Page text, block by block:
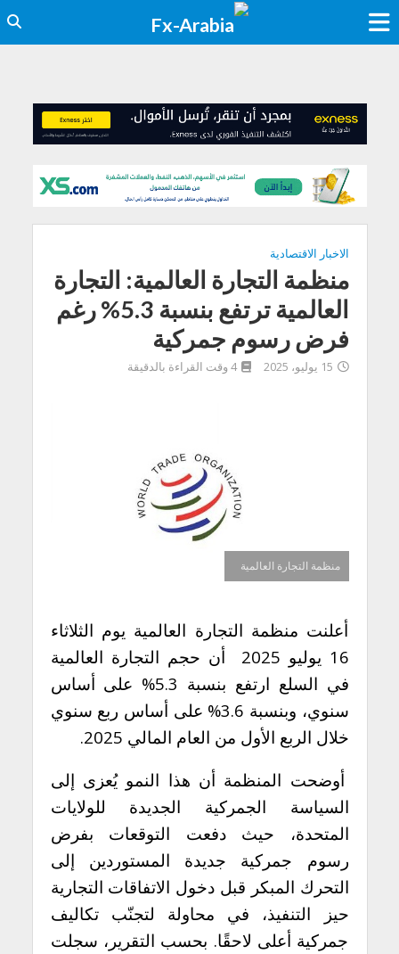
الاخبار الاقتصادية
منظمة التجارة العالمية: التجارة
العالمية ترتفع بنسبة 5.3% رغم
فرض رسوم جمركية
15 يوليو، 2025 4 وقت القراءة بالدقيقة
منظمة التجارة العالمية
أعلنت منظمة التجارة العالمية يوم الثلاثاء
16 يوليو 2025 أن حجم التجارة العالمية
في السلع ارتفع بنسبة 5.3% على أساس
سنوي، وبنسبة 3.6% على أساس ربع سنوي
خلال الربع الأول من العام المالي 2025.
أوضحت المنظمة أن هذا النمو يُعزى إلى
السياسة الجمركية الجديدة للولايات
المتحدة، حيث دفعت التوقعات بفرض
رسوم جمركية جديدة المستوردين إلى
التحرك المبكر قبل دخول الاتفاقات التجارية
حيز التنفيذ، في محاولة لتجنّب تكاليف
جمركية أعلى لاحقًا. بحسب التقرير، سجلت